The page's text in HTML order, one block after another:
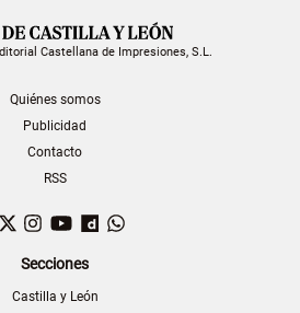
Castellana de Impresiones, S.L.
Quiénes somos
Publicidad
Contacto
RSS
Facebook
TwitterInstagram
YouTubeDailymotion
Secciones
Castilla y León